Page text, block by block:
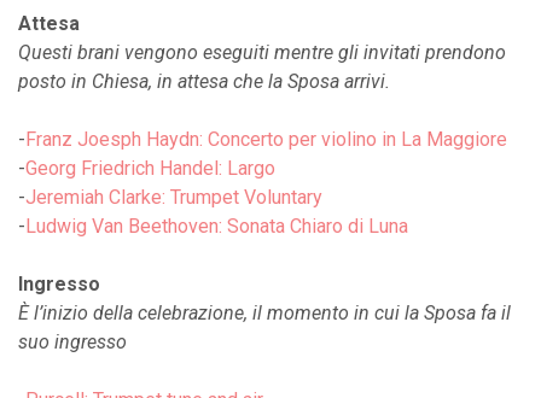
Attesa
Questi brani vengono eseguiti mentre gli invitati prendono
posto in Chiesa, in attesa che la Sposa arrivi.
-Franz Joesph Haydn: Concerto per violino in La Maggiore
-Georg Friedrich Handel: Largo
-Jeremiah Clarke: Trumpet Voluntary
-Ludwig Van Beethoven: Sonata Chiaro di Luna
Ingresso
È l’inizio della celebrazione, il momento in cui la Sposa fa il
suo ingresso